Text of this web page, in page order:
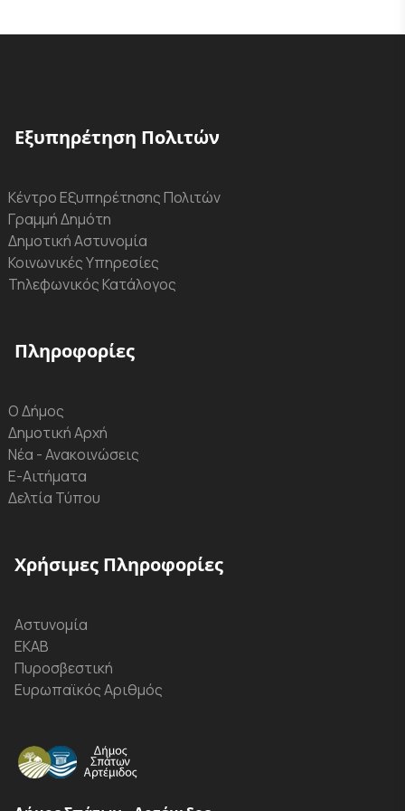
Εξυπηρέτηση Πολιτών
Κέντρο Εξυπηρέτησης Πολιτών
Γραμμή Δημότη
Δημοτική Αστυνομία
Κοινωνικές Υπηρεσίες
Τηλεφωνικός Κατάλογος
Πληροφορίες
Ο Δήμος
Δημοτική Αρχή
Νέα - Ανακοινώσεις
Ε-Αιτήματα
Δελτία Τύπου
Χρήσιμες Πληροφορίες
Αστυνομία
ΕΚΑΒ
Πυροσβεστική
Ευρωπαϊκός Αριθμός